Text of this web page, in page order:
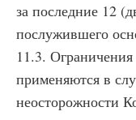
за последние 12
послужившего
11.3.
применяются в
неосторожности